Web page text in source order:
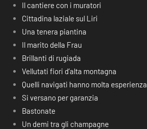
Il cantiere con i muratori
Cittadina laziale sul Liri
Una tenera piantina
Il marito della Frau
Brillanti di rugiada
Vellutati fiori d’alta montagna
Quelli navigati hanno molta esperienza
Si versano per garanzia
Bastonate
Un demi tra gli champagne